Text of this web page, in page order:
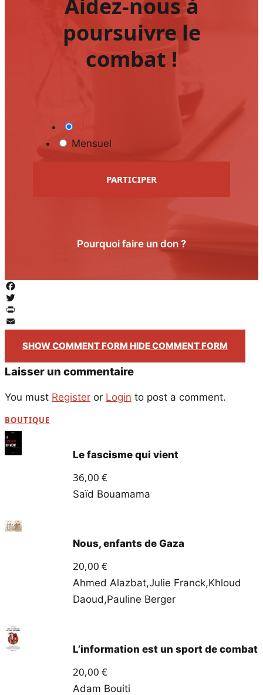
Aidez-nous à
poursuivre le
combat !
Mensuel
PARTICIPER
Pourquoi faire un don ?
Facebook
Twitter
PrintFriendly
Email
SHOW COMMENT FORM HIDE COMMENT FORM
Laisser un commentaire
You must Register or Login to post a comment.
BOUTIQUE
Le fascisme qui vient
36,00 €
Saïd Bouamama
Nous, enfants de Gaza
20,00 €
Ahmed Alazbat,Julie Franck,Khloud
Daoud,Pauline Berger
L’information est un sport de combat
20,00 €
Adam Bouiti